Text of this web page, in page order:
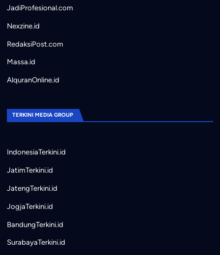
JadiProfesional.com
Nexzine.id
RedaksiPost.com
Massa.id
AlquranOnline.id
TERKINI MEDIA GROUP
IndonesiaTerkini.id
JatimTerkini.id
JatengTerkini.id
JogjaTerkini.id
BandungTerkini.id
SurabayaTerkini.id